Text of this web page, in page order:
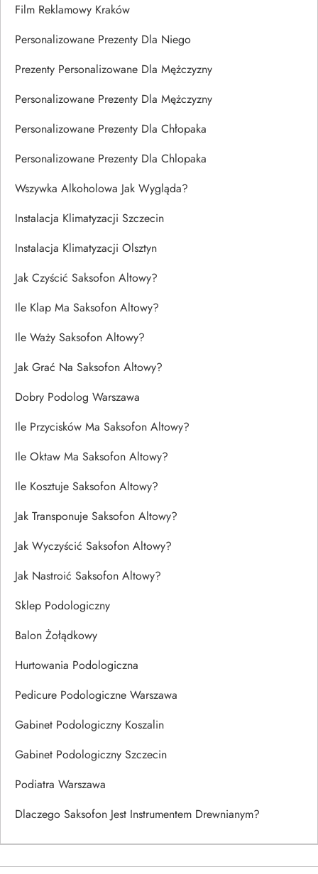
Film Reklamowy Kraków
Personalizowane Prezenty Dla Niego
Prezenty Personalizowane Dla Mężczyzny
Personalizowane Prezenty Dla Mężczyzny
Personalizowane Prezenty Dla Chłopaka
Personalizowane Prezenty Dla Chlopaka
Wszywka Alkoholowa Jak Wygląda?
Instalacja Klimatyzacji Szczecin
Instalacja Klimatyzacji Olsztyn
Jak Czyścić Saksofon Altowy?
Ile Klap Ma Saksofon Altowy?
Ile Waży Saksofon Altowy?
Jak Grać Na Saksofon Altowy?
Dobry Podolog Warszawa
Ile Przycisków Ma Saksofon Altowy?
Ile Oktaw Ma Saksofon Altowy?
Ile Kosztuje Saksofon Altowy?
Jak Transponuje Saksofon Altowy?
Jak Wyczyścić Saksofon Altowy?
Jak Nastroić Saksofon Altowy?
Sklep Podologiczny
Balon Żołądkowy
Hurtowania Podologiczna
Pedicure Podologiczne Warszawa
Gabinet Podologiczny Koszalin
Gabinet Podologiczny Szczecin
Podiatra Warszawa
Dlaczego Saksofon Jest Instrumentem Drewnianym?